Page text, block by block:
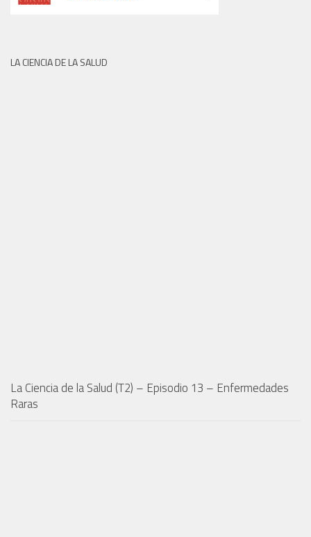
LA CIENCIA DE LA SALUD
La Ciencia de la Salud (T2) – Episodio 13 – Enfermedades
Raras